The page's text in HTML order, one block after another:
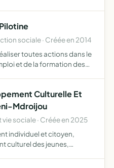
sociale · Créée en 2014
toutes actions dans le
et de la formation des
Culturelle Et
Mdroijou
sociale · Créée en 2025
individuel et citoyen,
culturel des jeunes,